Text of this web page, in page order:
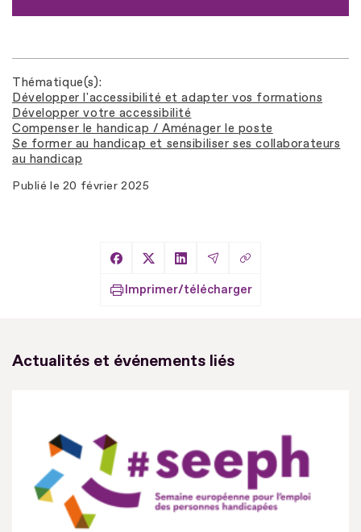
Thématique(s)
Développer l'accessibilité et adapter vos formations
Développer votre accessibilité
Compenser le handicap / Aménager le poste
Se former au handicap et sensibiliser ses collaborateurs
au handicap
Publié le 20 février 2025
Partager sur Facebook
Partager sur X
Partager sur LinkedIn
Partager par Email
Copier le lien
Imprimer/télécharger
Actualités et événements liés